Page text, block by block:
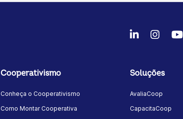
LinkedIn
Cooperativismo
Conheça o Cooperativismo
Como Montar Cooperativa
Soluções
AvaliaCoop
CapacitaCoop